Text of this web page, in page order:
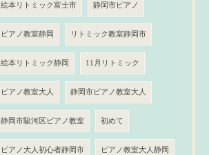
絵本リトミック富士市 静岡市ピアノ
ピアノ教室静岡 リトミック教室静岡市
絵本リトミック静岡 11月リトミック
ピアノ教室大人 静岡市ピアノ教室大人
静岡市駿河区ピアノ教室 初めて
ピアノ大人初心者静岡市 ピアノ教室大人静岡